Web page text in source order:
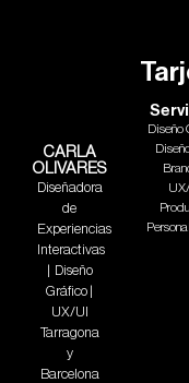
CARLA
OLIVARES
Diseñadora
de
Experiencias
Interactivas
| Diseño
Gráfico |
UX/UI
Tarragona
y
Barcelona
Diseño